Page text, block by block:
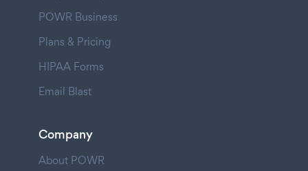
POWR Business
Plans & Pricing
HIPAA Forms
Email Blast
Company
About POWR